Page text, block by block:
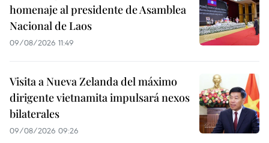
homenaje al presidente de Asamblea
Nacional de Laos
09/08/2026 11:49
Visita a Nueva Zelanda del máximo
dirigente vietnamita impulsará nexos
bilaterales
09/08/2026 09:26